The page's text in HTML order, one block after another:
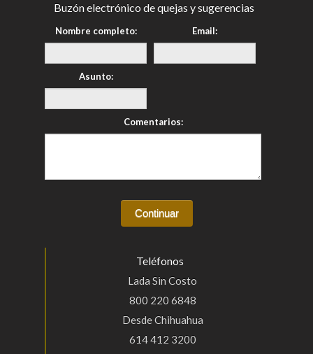
Buzón electrónico de quejas y sugerencias
Nombre completo: Email:
Asunto:
Comentarios:
Teléfonos
Lada Sin Costo
800 220 6848
Desde Chihuahua
614 412 3200